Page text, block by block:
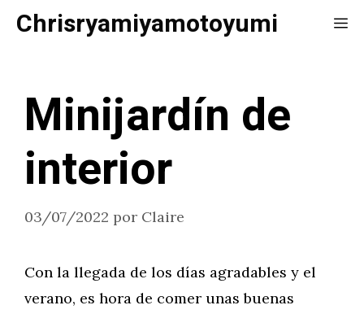
SaltarChrisryamiyamotoyumi
Minijardín de
interior
03/07/2022 por Claire
Con la llegada de los días agradables y el
verano, es hora de comer unas buenas